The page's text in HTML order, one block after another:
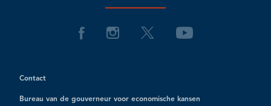
Contact
Bureau van de gouverneur voor economische kansen